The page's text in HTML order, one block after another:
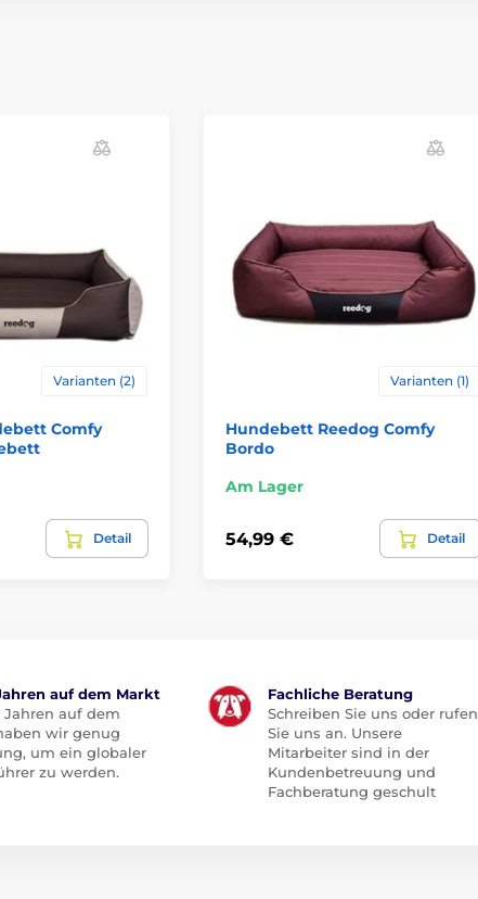
Varianten (2)
Comfy
Detail
Varianten (1)
Hundebett Reedog Comfy
Bordo
Am Lager
54,99 € Detail
auf dem Markt
Jahren auf dem
wir genug
um ein globaler
zu werden.
Fachliche Beratung
Schreiben Sie uns oder rufen
Sie uns an. Unsere
Mitarbeiter sind in der
Kundenbetreuung und
Fachberatung geschult